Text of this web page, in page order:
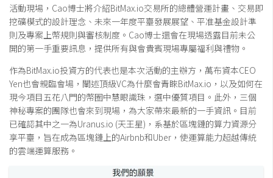
活動現場，Cao博士將介紹BitMax.io交易所的總體營運計畫、交易即
挖礦模式的設計理念、未來一年度平臺發展展望、平准基金設計準
則及專案上幣規則與審核制度。Cao博士還會在現場透露目前未公
開的第一手重要訊息，提供所有與會貴賓現場專屬福利與禮物。
作為BitMax.io投資方的代表也是本次活動的主辦方，萬布資本CEO
Yen也會親臨會場，闡述頂級VC為什麼會青睞BitMax.io，以及如何在
現今項目五花八門的幣圈中慧眼識珠，選中優質項目。此外，三個
神秘專案的團隊也會來到現場，為大家帶來最新的一手資訊。目前
已確認其中之一為Uranus.io (天王星)，系基於區塊鏈的算力資源分
享平臺，旨在成為區塊鏈上的Airbnb和Uber，使運算能力超越傳統
的雲端運算服務。